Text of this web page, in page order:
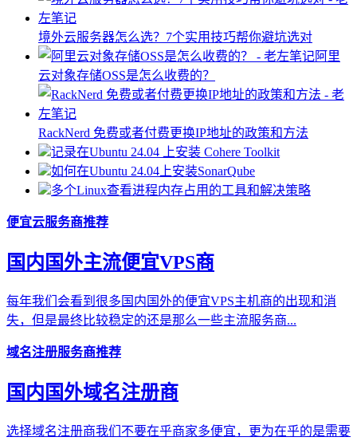
境外云服务器怎么选？7个实用技巧帮你避坑选对
阿里
云对象存储OSS是怎么收费的？
RackNerd 免费或者付费更换IP地址的政策和方法
记录在Ubuntu 24.04 上安装 Cohere Toolkit
如何在Ubuntu 24.04上安装SonarQube
多个Linux查看进程内存占用的工具和解决策略
便宜云服务商推荐
国内国外主流便宜VPS商
每年我们会看到很多国内国外的便宜VPS主机商的出现和消
失，但是最终比较稳定的还是那么一些主流服务商...
域名注册服务商推荐
国内国外域名注册商
选择域名注册商我们不要在乎商家多便宜，更为在乎的是需要